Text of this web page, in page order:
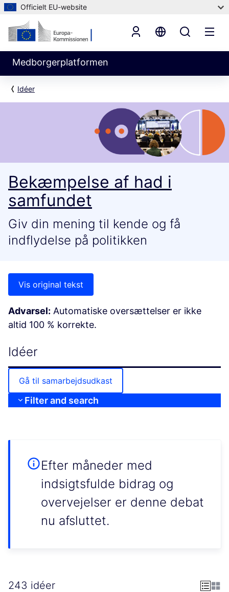
Officielt EU-website
Medborgerplatformen
Idéer
Bekæmpelse af had i
samfundet
Giv din mening til kende og få
indflydelse på politikken
Vis original tekst
Advarsel: Automatiske oversættelser er ikke
altid 100 % korrekte.
Idéer
Gå til samarbejdsudkast
Filter and search
Efter måneder med
indsigtsfulde bidrag og
overvejelser er denne debat
nu afsluttet.
243 idéer